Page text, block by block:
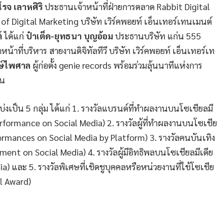
จ เลาหศิริประธานเจ้าหน้าที่ฝ่ายการตลาด Rabbit Digital
Digital Marketing บริษัท เวิร์คพอยท์ เอ็นเทอร์เทนเมนต์
ได้แก่ ป๋าเต็ด-ยุทธนา บุญอ้อมประธานบริษัท แก่น 555
หน้าที่บริหาร สายงานดิจิทัลทีวี บริษัท เวิร์คพอยท์ เอ็นเทอร์เท
ไพศาล ผู้ก่อตั้ง genie records พร้อมร่วมลุ้นนาทีแห่งการ
งเป็น 5 กลุ่ม ได้แก่ 1. รางวัลแบรนด์ที่ทำผลงานบนโซเชียลมี
on Social Media) 2. รางวัลผู้ที่ทำผลงานบนโซเชีย
on Social Media by Platform) 3. รางวัลคนบันเทิง
on Social Media) 4. รางวัลผู้มีอิทธิพลบนโซเชียลมีเดีย
และ 5. รางวัลพิเศษที่เชิดชูบุคคลหรือหน่วยงานที่ใช้โซเชีย
Award)